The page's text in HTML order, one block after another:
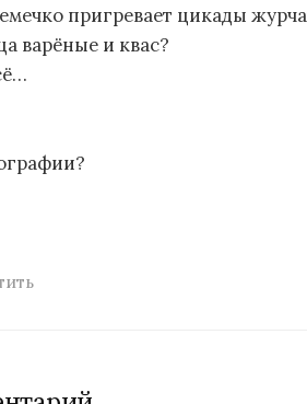
пригревает цикады
варёные и квас?